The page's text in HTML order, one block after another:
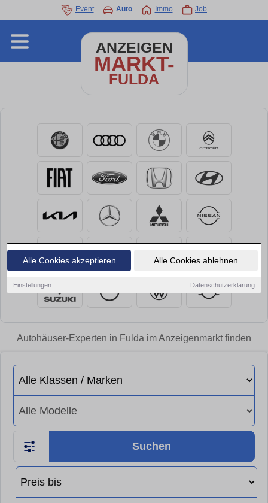
Alle Cookies akzeptieren Alle Cookies ablehnen
Einstellungen Datenschutzerklärung
Event Auto Immo Job
ANZEIGEN
MARKT-
FULDA
Autohäuser-Experten in Fulda im Anzeigenmarkt finden
Suchen